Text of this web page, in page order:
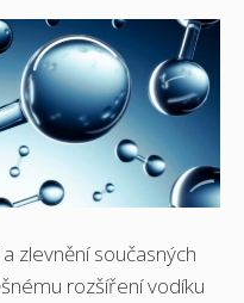
zlevnění současných
rozšíření vodíku